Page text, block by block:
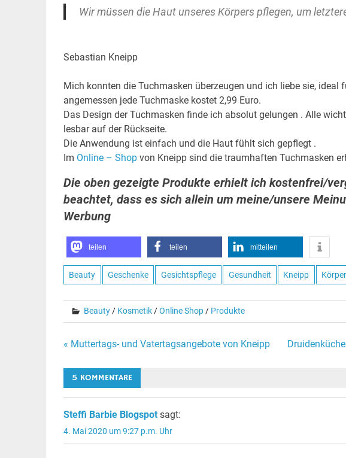
Wir müssen die Haut unseres Körpers pflegen, um
Sebastian Kneipp
Mich konnten die Tuchmasken überzeugen und ich liebe sie, ideal
angemessen jede Tuchmaske kostet 2,99 Euro.
Das Design der Tuchmasken finde ich absolut gelungen . Alle
lesbar auf der Rückseite.
Die Anwendung ist einfach und die Haut fühlt sich gepflegt .
Im Online – Shopvon Kneipp sind die traumhaften Tuchmasken
Die oben gezeigte Produkte erhielt ich kostenfrei/
beachtet, dass es sich allein um meine/unsere
Werbung
teilen teilen mitteilen
Beauty Geschenke Gesichtspflege Gesundheit Kneipp
Beauty/ Kosmetik/Online Shop/ Produkte
Beitragsnavigation
« Muttertags- und Vatertagsangebote von Kneipp
5 KOMMENTARE
Steffi Barbie Blogspot sagt:
4. Mai 2020 um 9:27 p.m. Uhr